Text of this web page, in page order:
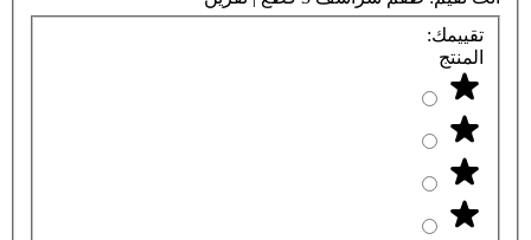
تقييمك:
المنتج